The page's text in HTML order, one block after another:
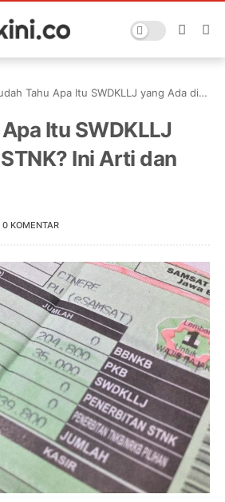
Tahu Apa Itu SWDKLLJ yang Ada di STNK? Ini Arti dan Manfaatnya
Itu SWDKLLJ
Ini Arti dan
0 KOMENTAR